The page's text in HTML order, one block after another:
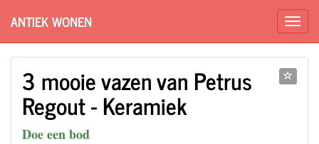
ANTIEK WONEN
3 mooie vazen van Petrus
Regout - Keramiek
Doe een bod